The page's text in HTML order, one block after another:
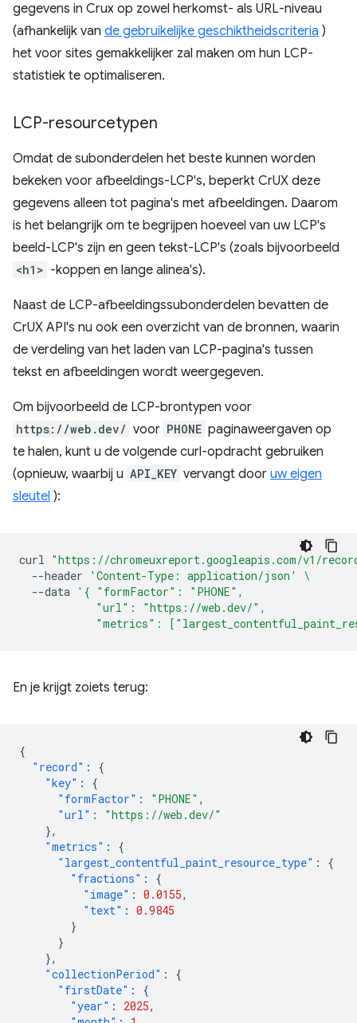
gegevens in Crux op zowel herkomst- als URL-niveau
(afhankelijk van de gebruikelijke geschiktheidscriteria )
het voor sites gemakkelijker zal maken om hun LCP-
statistiek te optimaliseren.
LCP-resourcetypen
Omdat de subonderdelen het beste kunnen worden
bekeken voor afbeeldings-LCP's, beperkt CrUX deze
gegevens alleen tot pagina's met afbeeldingen. Daarom
is het belangrijk om te begrijpen hoeveel van uw LCP's
beeld-LCP's zijn en geen tekst-LCP's (zoals bijvoorbeeld
<h1> -koppen en lange alinea's).
Naast de LCP-afbeeldingssubonderdelen bevatten de
CrUX API's nu ook een overzicht van de bronnen, waarin
de verdeling van het laden van LCP-pagina's tussen
tekst en afbeeldingen wordt weergegeven.
Om bijvoorbeeld de LCP-brontypen voor
https://web.dev/ voor PHONE paginaweergaven op
te halen, kunt u de volgende curl-opdracht gebruiken
(opnieuw, waarbij u API_KEY vervangt door uw eigen
sleutel ):
curl "https://chromeuxreport.googleapis.com/v1/
--header
'Content-Type: application/json'
\
--data '{ "formFactor": "PHONE",
            "url": "https://web.dev/",
"metrics":
En je krijgt zoiets terug:
{
"record" :
{
"key" :
{
"formFactor" : "PHONE" ,
"url" :
"https://web.dev/"
},
"metrics" :
{
"largest_contentful_paint_resource_type" :
{
"fractions" :
{
"image" : 0.0155,
"text" : 0.9845
}
}
},
"collectionPeriod" :
{
"firstDate" :
{
"year" : 2025,